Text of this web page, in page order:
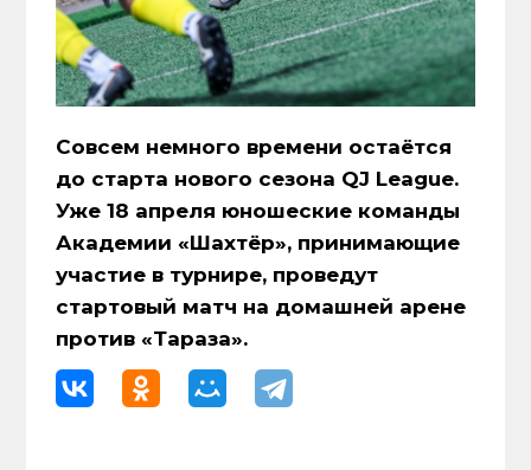
Совсем немного времени остаётся
до старта нового сезона QJ League.
Уже 18 апреля юношеские команды
Академии «Шахтёр», принимающие
участие в турнире, проведут
стартовый матч на домашней арене
против «Тараза».